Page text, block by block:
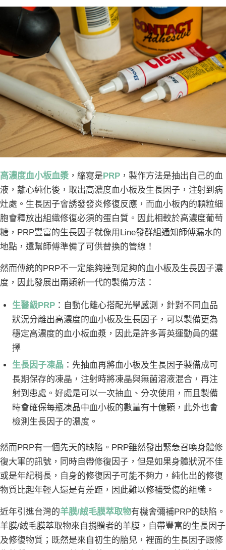
高濃度血小板血漿 ，縮寫是 PRP ，製作方法是抽出自己的血
液，離心純化後，取出高濃度血小板及生長因子，注射到病
灶處。生長因子會誘發發炎修復反應，而血小板內的顆粒細
胞會釋放出組織修復必須的蛋白質。因此相較於高濃度葡萄
糖，PRP豐富的生長因子就像用Line發群組通知師傅漏水的
地點，還幫師傅準備了可供替換的管線！
然而傳統的PRP不一定能夠達到足夠的血小板及生長因子濃
度，因此發展出兩類新一代的製備方法：
生醫級PRP ：自動化離心搭配光學感測，針對不同血品
狀況分離出高濃度的血小板及生長因子，可以製備更為
穩定高濃度的血小板血漿，因此是許多菁英運動員的選
擇
生長因子凍晶 ：先抽血再將血小板及生長因子製備成可
長期保存的凍晶，注射時將凍晶與無菌溶液混合，再注
射到患處。好處是可以一次抽血、分次使用，而且製備
時會確保每瓶凍晶中血小板的數量有十億顆，此外也會
檢測生長因子的濃度。
然而PRP有一個先天的缺陷。PRP雖然發出緊急召喚身體修
復大軍的訊號，同時自帶修復因子，但是如果身體狀況不佳
或是年紀稍長，自身的修復因子可能不夠力，純化出的修復
物質比起年輕人還是有差距，因此難以修補受傷的組織。
近年引進台灣的羊膜/絨毛膜萃取物有機會彌補PRP的缺陷。
羊膜/絨毛膜萃取物來自捐贈者的羊膜，自帶豐富的生長因子
及修復物質；既然是來自初生的胎兒，裡面的生長因子跟修